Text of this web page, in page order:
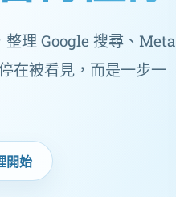
理 Google 搜尋、Meta
在被看見，而是一步一
開始